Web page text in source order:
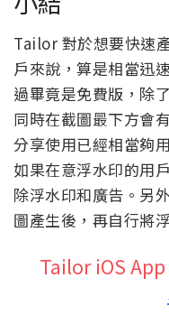
Tailor 對於想要快速
戶來說，算是相當迅
過畢竟是免費版，除
同時在截圖最下方會
分享使用已經相當夠
如果在意浮水印的用
除浮水印和廣告。另
圖產生後，再自行將
Tailor iOS App